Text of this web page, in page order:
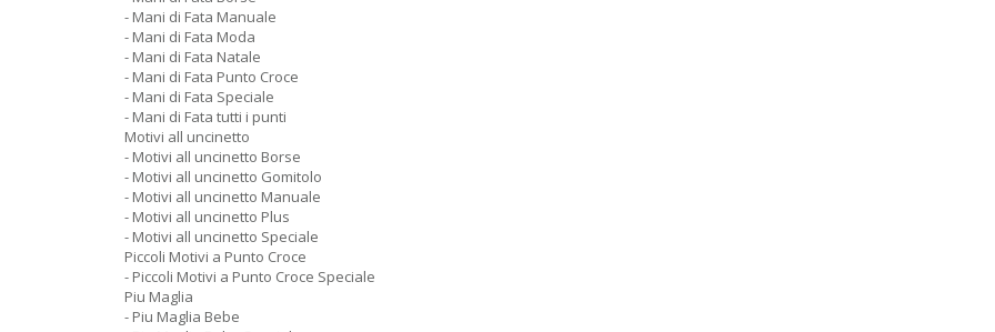
- Mani di Fata Manuale
- Mani di Fata Moda
- Mani di Fata Natale
- Mani di Fata Punto Croce
- Mani di Fata Speciale
- Mani di Fata tutti i punti
Motivi all uncinetto
- Motivi all uncinetto Borse
- Motivi all uncinetto Gomitolo
- Motivi all uncinetto Manuale
- Motivi all uncinetto Plus
- Motivi all uncinetto Speciale
Piccoli Motivi a Punto Croce
- Piccoli Motivi a Punto Croce Speciale
Piu Maglia
- Piu Maglia Bebe